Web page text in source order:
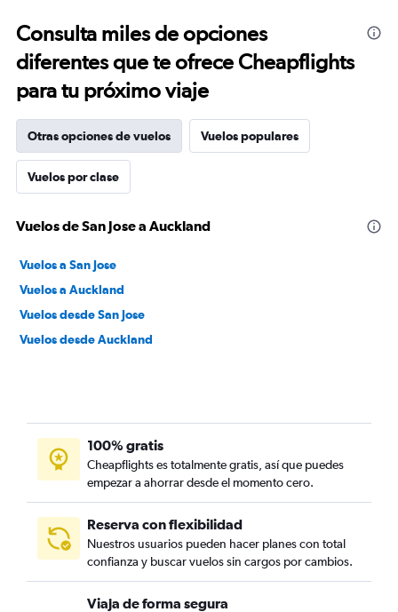
Consulta miles de opciones
diferentes que te ofrece Cheapflights
para tu próximo viaje
Otras opciones de vuelos Vuelos populares
Vuelos por clase
Vuelos de San Jose a Auckland
Vuelos a San Jose
Vuelos a Auckland
Vuelos desde San Jose
Vuelos desde Auckland
100% gratis
Cheapflights es totalmente gratis, así que puedes
empezar a ahorrar desde el momento cero.
Reserva con flexibilidad
Nuestros usuarios pueden hacer planes con total
confianza y buscar vuelos sin cargos por cambios.
Viaja de forma segura